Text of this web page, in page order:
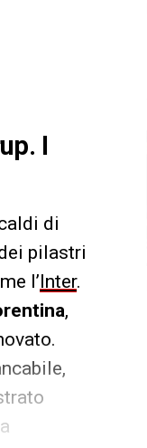
I
di
pilastri
l’Inter.
,